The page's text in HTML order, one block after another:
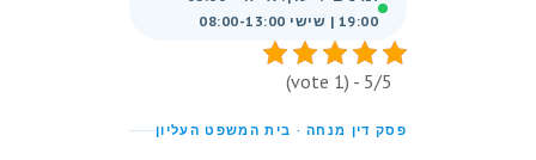
19:00 | שישי 08:00-13:00
5/5 - (1 vote)
פסק דין מנחה · בית המשפט העליון